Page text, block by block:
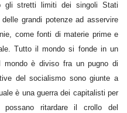
gli stretti limiti dei singoli Stati
grandi potenze ad asservire
come fonti di materie prime e
Tutto il mondo si fonde in un
mondo è diviso fra un pugno di
del socialismo sono giunte a
è una guerra dei capitalisti per
ritardare il crollo del